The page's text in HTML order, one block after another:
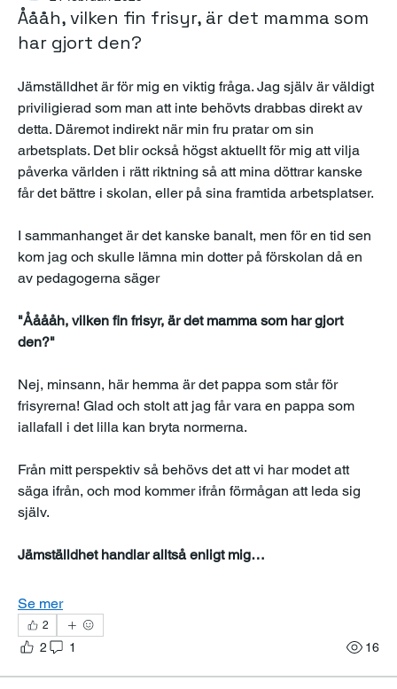
Åååh, vilken fin frisyr, är det mamma som
har gjort den?
Jämställdhet är för mig en viktig fråga. Jag själv är väldigt
priviligierad som man att inte behövts drabbas direkt av
detta. Däremot indirekt när min fru pratar om sin
arbetsplats. Det blir också högst aktuellt för mig att vilja
påverka världen i rätt riktning så att mina döttrar kanske
får det bättre i skolan, eller på sina framtida arbetsplatser.
I sammanhanget är det kanske banalt, men för en tid sen
kom jag och skulle lämna min dotter på förskolan då en
av pedagogerna säger
"Ååååh, vilken fin frisyr, är det mamma som har gjort
den?"
Nej, minsann, här hemma är det pappa som står för
frisyrerna! Glad och stolt att jag får vara en pappa som
iallafall i det lilla kan bryta normerna.
Från mitt perspektiv så behövs det att vi har modet att
säga ifrån, och mod kommer ifrån förmågan att leda sig
själv.
Jämställdhet handlar alltså enligt mig…
Se mer
2
2 1 16